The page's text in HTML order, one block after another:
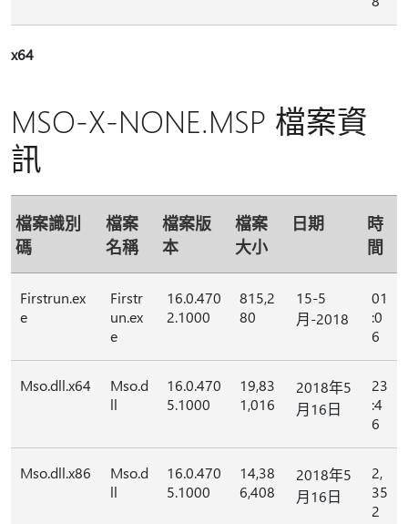
x64
MSO-X-NONE.MSP 檔案資
訊
檔案識別
碼
檔案
名稱
檔案版
本
檔案
大小
日期
時
間
Firstrun.ex
e
Firstr
un.ex
e
16.0.470
2.1000
815,2
80
15-5
月-2018
01
:0
6
Mso.dll.x64
Mso.d
ll
16.0.470
5.1000
19,83
1,016
2018年5
月16日
23
:4
6
Mso.dll.x86
Mso.d
ll
16.0.470
5.1000
14,38
6,408
2018年5
月16日
2,
35
2